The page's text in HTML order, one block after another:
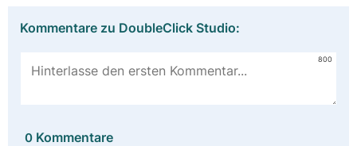
Kommentare zu DoubleClick Studio:
800
0 Kommentare